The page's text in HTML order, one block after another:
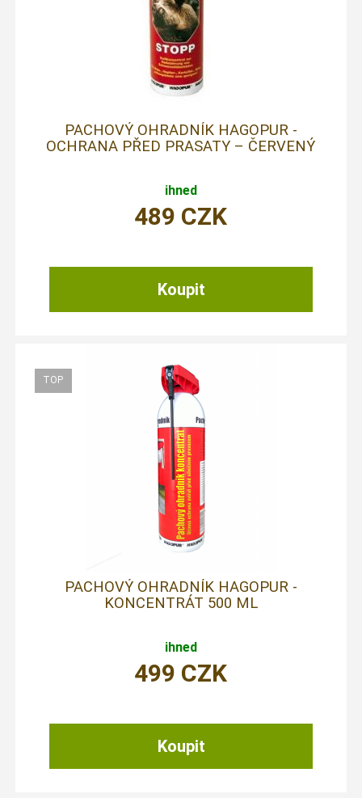
PACHOVÝ OHRADNÍK HAGOPUR -
OCHRANA PŘED PRASATY – ČERVENÝ
ihned
489 CZK
PACHOVÝ OHRADNÍK HAGOPUR -
KONCENTRÁT 500 ML
ihned
499 CZK